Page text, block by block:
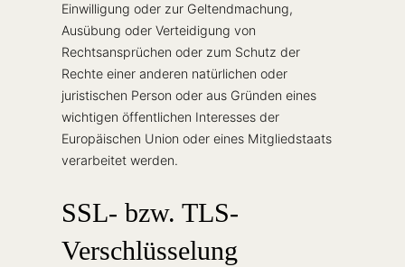
Einwilligung oder zur Geltendmachung,
Ausübung oder Verteidigung von
Rechtsansprüchen oder zum Schutz der
Rechte einer anderen natürlichen oder
juristischen Person oder aus Gründen eines
wichtigen öffentlichen Interesses der
Europäischen Union oder eines Mitgliedstaats
verarbeitet werden.
SSL- bzw. TLS-
Verschlüsselung